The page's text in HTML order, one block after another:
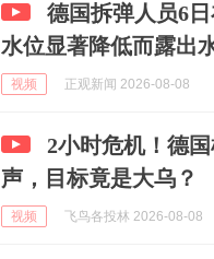
德国拆弹人员6
水位显著降低而露出
视频 正观新闻 2026-08-08
2小时危机！德
声，目标竟是大乌？
视频 飞鸟各投林 2026-08-08